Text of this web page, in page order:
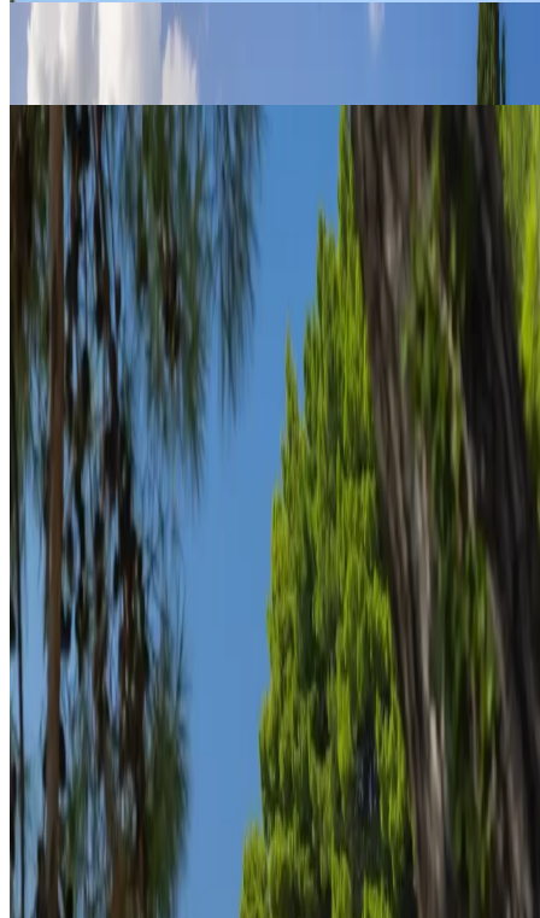
Необыкновенная королевская награда
Благородное наследие
Исследовать
Будьте первыми, кто узнает эксклюзивные
новости
Подпишитесь на нашу рассылку, чтобы первыми узнавать о
предложениях и новостях.
Электронная почта
Зарегистрироваться